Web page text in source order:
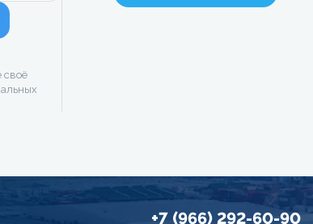
своё
+7 (966) 292-60-90